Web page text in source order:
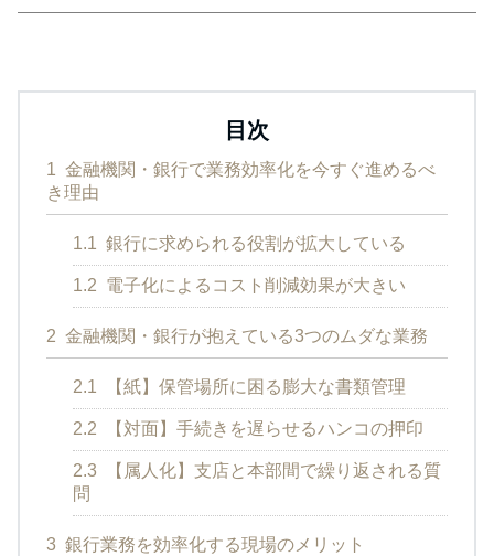
目次
1 金融機関・銀行で業務効率化を今すぐ進めるべ
き理由
1.1 銀行に求められる役割が拡大している
1.2 電子化によるコスト削減効果が大きい
2 金融機関・銀行が抱えている3つのムダな業務
2.1 【紙】保管場所に困る膨大な書類管理
2.2 【対面】手続きを遅らせるハンコの押印
2.3
【属人化】支店と本部間で繰り返される質
問
3 銀行業務を効率化する現場のメリット